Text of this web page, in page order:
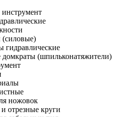
гидравлические
домкраты (шпильконатяжители)
ножовок
отрезные круги